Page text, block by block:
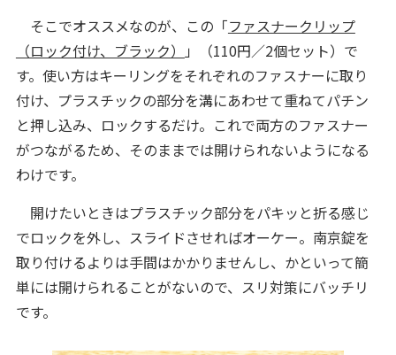
そこでオススメなのが、この「ファスナークリップ
（ロック付け、ブラック）
」（110円／2個セット）で
す。使い方はキーリングをそれぞれのファスナーに取り
付け、プラスチックの部分を溝にあわせて重ねてパチン
と押し込み、ロックするだけ。これで両方のファスナー
がつながるため、そのままでは開けられないようになる
わけです。
開けたいときはプラスチック部分をパキッと折る感じ
でロックを外し、スライドさせればオーケー。南京錠を
取り付けるよりは手間はかかりませんし、かといって簡
単には開けられることがないので、スリ対策にバッチリ
です。